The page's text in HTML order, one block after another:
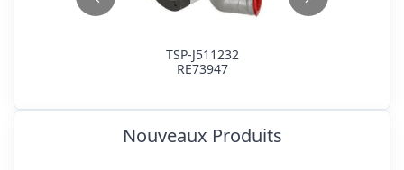
TSP-J511232
RE73947
Nouveaux Produits